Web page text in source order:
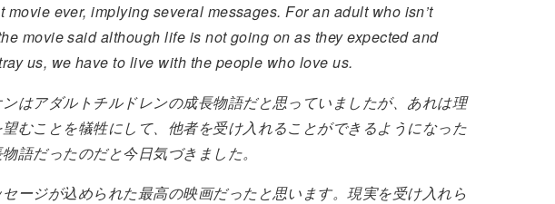
movie ever, implying several messages. For an adult who isn’t
movie said although life is not going on as they expected and
us, we have to live with the people who love us.
はアダルトチルドレンの成長物語だと思っていましたが、あれは理
むことを犠牲にして、他者を受け入れることができるようになった
語だったのだと今日気づきました。
ージが込められた最高の映画だったと思います。現実を受け入れら